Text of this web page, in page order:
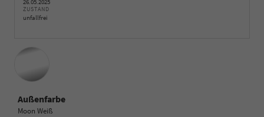
26.05.2025
ZUSTAND
unfallfrei
Außenfarbe
Moon Weiß